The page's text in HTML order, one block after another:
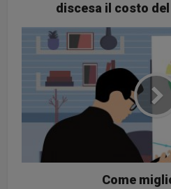
discesa il costo
Come